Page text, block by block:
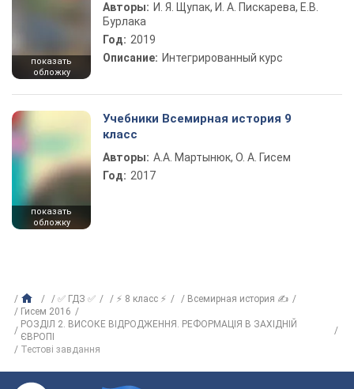
показать
обложку
Авторы: И. Я. Щупак, И. А. Пискарева, Е.В.
Бурлака
Год: 2019
Описание: Интегрированный курс
показать
обложку
Учебники Всемирная история 9
класс
Авторы: А.А. Мартынюк, О. А. Гисем
Год: 2017
✅ ГДЗ ✅ ⚡ 8 класс ⚡
Всемирная история ✍
Гисем 2016
РОЗДІЛ 2. ВИСОКЕ ВІДРОДЖЕННЯ. РЕФОРМАЦІЯ В ЗАХІДНІЙ
ЄВРОПІ
Тестові завдання